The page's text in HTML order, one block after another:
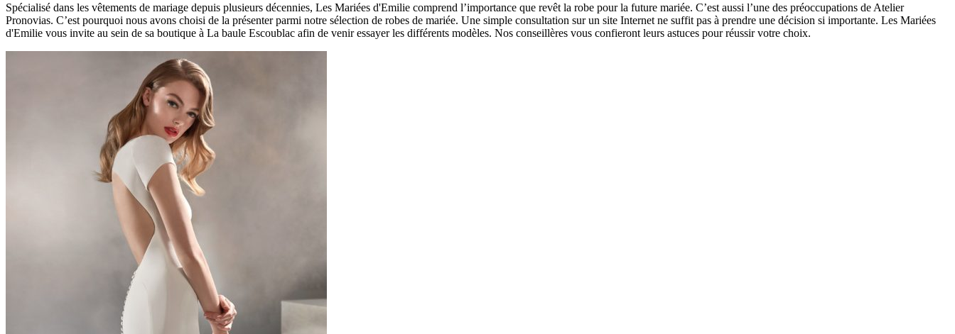
Spécialisé dans les vêtements de mariage depuis plusieurs décennies, Les Mariées d'Emilie comprend l’importance que revêt la robe pour la future mariée. C’est aussi l’une des préoccupations de Atelier
Pronovias. C’est pourquoi nous avons choisi de la présenter parmi notre sélection de robes de mariée. Une simple consultation sur un site Internet ne suffit pas à prendre une décision si importante. Les Mariées
d'Emilie vous invite au sein de sa boutique à La baule Escoublac afin de venir essayer les différents modèles. Nos conseillères vous confieront leurs astuces pour réussir votre choix.